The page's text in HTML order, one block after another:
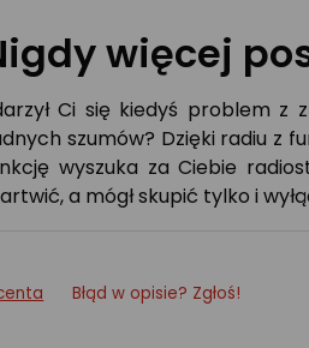
więcej
Ci się kiedyś problem z
szumów? Dzięki radiu z
wyszuka za Ciebie
a mógł skupić tylko i
Błąd w opisie? Zgłoś!